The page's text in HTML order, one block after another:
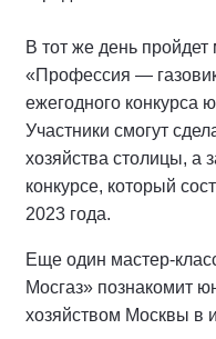
В тот же день
«Профессия —
ежегодного конкурса
Участники смогут
хозяйства столицы, а
конкурсе, который
2023 года.
Еще один мастер-
Мосгаз» познакомит
хозяйством Москвы в